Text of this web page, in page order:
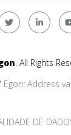
. All Rights
Egon: Address
DE